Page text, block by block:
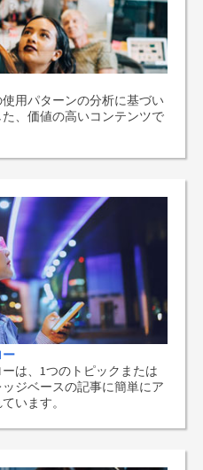
用パターンの分析に基づい
、価値の高いコンテンツで
ー
は、1つのトピックまたは
ジベースの記事に簡単にア
います。